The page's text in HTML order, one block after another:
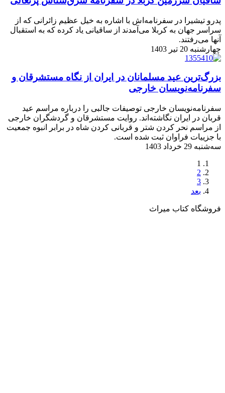
پدرو تیشیرا در سفرنامه‌اش با اشاره به خیل عظیم زائرانی که از
سراسر جهان به کربلا می‌آمدند از ساقیانی یاد کرده که به استقبال
آنها می‌رفتند.
چهارشنبه 20 تیر 1403
بزرگ‌ترین عید مسلمانان در ایران از نگاه مستشرقان و
سفرنامه‌نویسان خارجی
سفرنامه‌نویسان خارجی توصیفات جالبی را درباره مراسم عید
قربان در ایران نگاشته‌اند. روایت مستشرقان و گردشگران خارجی
از مراسم نحر کردن شتر و قربانی کردن شاه در برابر انبوه جمعیت
با جزییات فراوان ثبت شده است.
سه‌شنبه 29 خرداد 1403
1
2
3
بعد
فروشگاه کتاب میراث